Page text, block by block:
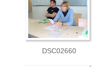
DSC02660